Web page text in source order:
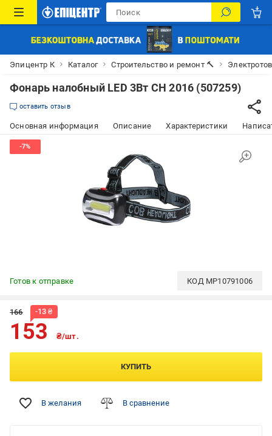
Эпицентр К Каталог Строительство и ремонт 🔨
Фонарь налобный LED 3Вт CH 2016 (507259)
оставить отзыв
Основная информация Описание Характеристики
Готов к отправке КОД MP10791006
166 -13 ₴
153 ₴/шт.
КУПИТЬ
В желания В сравнение